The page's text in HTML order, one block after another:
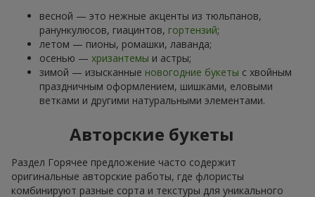
весной — это нежные акценты из тюльпанов,
ранункулюсов, гиацинтов, гортензий;
летом — пионы, ромашки, лаванда;
осенью — хризантемы и астры;
зимой — изысканные новогодние букеты с хвойным
праздничным оформлением, шишками, еловыми
ветками и другими натуральными элементами.
Авторские букеты
Раздел Горячее предложение часто содержит
оригинальные авторские работы, где флористы
комбинируют разные сорта и текстуры для уникального